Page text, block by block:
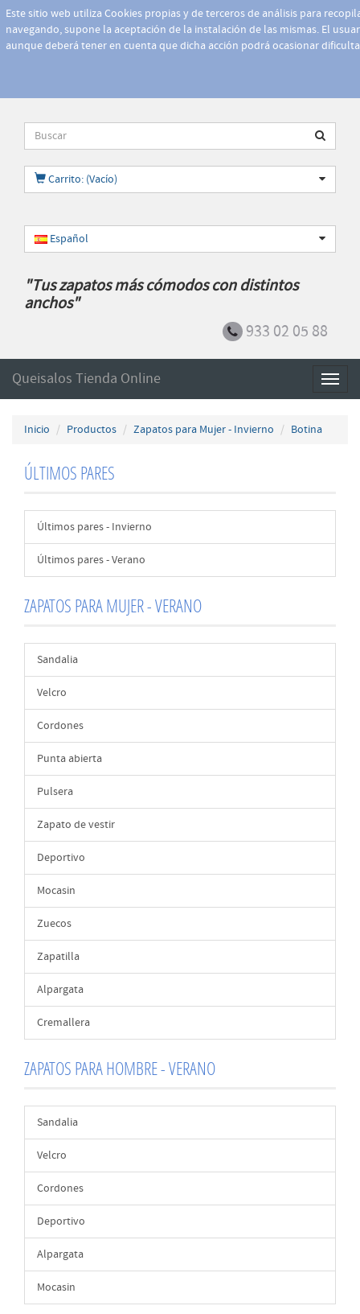
Este sitio web utiliza Cookies propias y de terceros de análisis para
navegando, supone la aceptación de la instalación de las mismas. El
aunque deberá tener en cuenta que dicha acción podrá ocasionar
Carrito: (Vacío)
Español
"Tus zapatos más cómodos con distintos
anchos"
933 02 05 88
Queisalos Tienda Online
Inicio Productos Zapatos para Mujer - Invierno Botina
ÚLTIMOS PARES
Últimos pares - Invierno
Últimos pares - Verano
ZAPATOS PARA MUJER - VERANO
Sandalia
Velcro
Cordones
Punta abierta
Pulsera
Zapato de vestir
Deportivo
Mocasin
Zuecos
Zapatilla
Alpargata
Cremallera
ZAPATOS PARA HOMBRE - VERANO
Sandalia
Velcro
Cordones
Deportivo
Alpargata
Mocasin